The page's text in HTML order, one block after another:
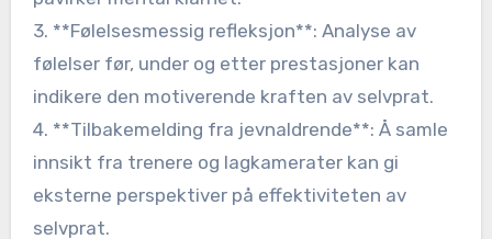
3. **Følelsesmessig refleksjon**: Analyse av
følelser før, under og etter prestasjoner kan
indikere den motiverende kraften av selvprat.
4. **Tilbakemelding fra jevnaldrende**: Å samle
innsikt fra trenere og lagkamerater kan gi
eksterne perspektiver på effektiviteten av
selvprat.